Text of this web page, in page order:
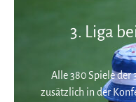
3. Liga bei
Alle 380 Spiele der
zusätzlich in der